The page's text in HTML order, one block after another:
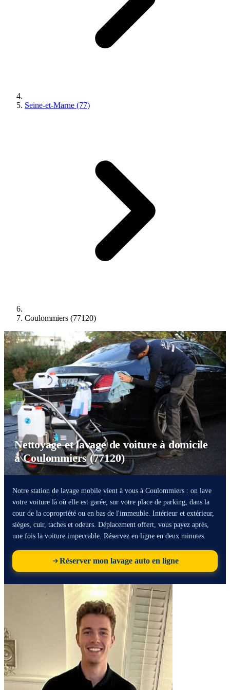
Seine-et-Marne (77)
Coulommiers (77120)
Nettoyage et lavage de voiture à domicile
à Coulommiers (77120)
Notre station de lavage mobile vient à vous à Coulommiers : on lave
votre voiture là où elle est garée, sur votre place de parking, dans la
cour de la copropriété ou en bas de l'immeuble. Intérieur et extérieur,
sièges, cuir, taches et odeurs. Déplacement offert, vous payez après,
une fois la voiture impeccable. Réservez en ligne en deux minutes.
Réserver mon lavage auto en ligne